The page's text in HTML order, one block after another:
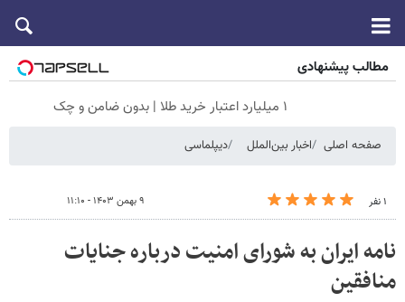
مطالب پیشنهادی
۱ میلیارد اعتبار خرید طلا | بدون ضامن و چک
صفحه اصلی اخبار بین‌الملل دیپلماسی
۱ نفر ۹ بهمن ۱۴۰۳ - ۱۱:۱۰
نامه ایران به شورای امنیت درباره جنایات
منافقین